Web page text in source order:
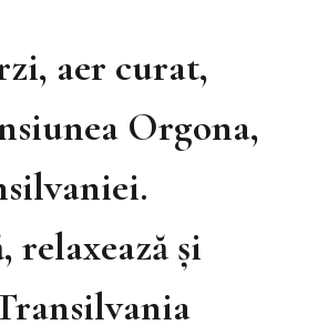
aer curat,
Orgona,
relaxează și